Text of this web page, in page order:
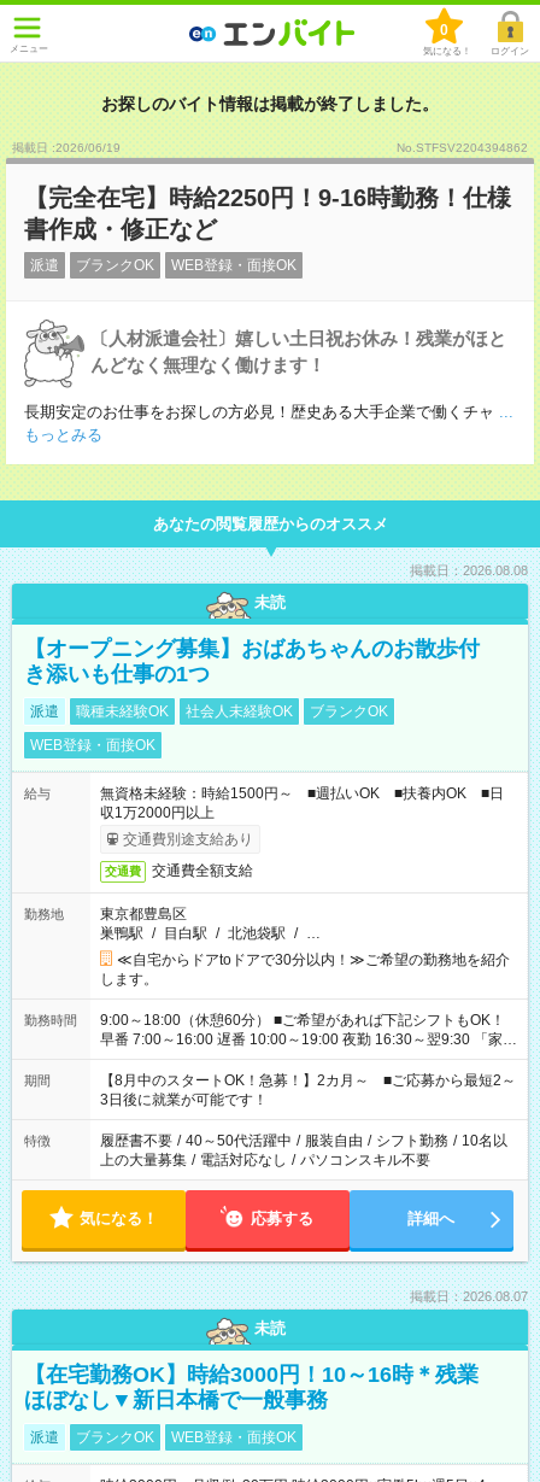
メニュー
0
気になる！ ログイン
お探しのバイト情報は掲載が終了しました。
掲載日 :2026/06/19 No.STFSV2204394862
【完全在宅】時給2250円！9-16時勤務！仕様
書作成・修正など
派遣 ブランクOK WEB登録・面接OK
〔人材派遣会社〕嬉しい土日祝お休み！残業がほと
んどなく無理なく働けます！
長期安定のお仕事をお探しの方必見！歴史ある大手企業で働くチャ ...
もっとみる
あなたの閲覧履歴からのオススメ
掲載日：2026.08.08
未読
【オープニング募集】おばあちゃんのお散歩付
き添いも仕事の1つ
派遣 職種未経験OK 社会人未経験OK
ブランクOK
WEB登録・面接OK
給与
無資格未経験：時給1500円～ ■週払いOK ■扶養内OK ■日
収1万2000円以上
交通費別途支給あり
交通費 交通費全額支給
勤務地
東京都豊島区
巣鴨駅 / 目白駅 / 北池袋駅 / …
≪自宅からドアtoドアで30分以内！≫ご希望の勤務地を紹介
します。
勤務時間
9:00～18:00（休憩60分） ■ご希望があれば下記シフトもOK！
早番 7:00～16:00 遅番 10:00～19:00 夜勤 16:30～翌9:30 「家族
と休みを合わせたい」 「余裕を持って夕飯の準備がしたい」
「できれば残業はしたくない」 など、ご希望を教えてください
ね。 ※Wワーク希望の方へ 今ご覧のお仕事で希望する勤務時間
と、もう1つのお仕事の勤務時間。 合計で週40時間を超える場
合は応募できません。
期間
【8月中のスタートOK！急募！】2カ月～ ■ご応募から最短2～
3日後に就業が可能です！
特徴 履歴書不要 / 40～50代活躍中 / 服装自由 / シフト勤務 / 10名以
上の大量募集 / 電話対応なし / パソコンスキル不要
気になる！ 応募する 詳細へ
掲載日：2026.08.07
未読
【在宅勤務OK】時給3000円！10～16時＊残業
ほぼなし▼新日本橋で一般事務
派遣 ブランクOK WEB登録・面接OK